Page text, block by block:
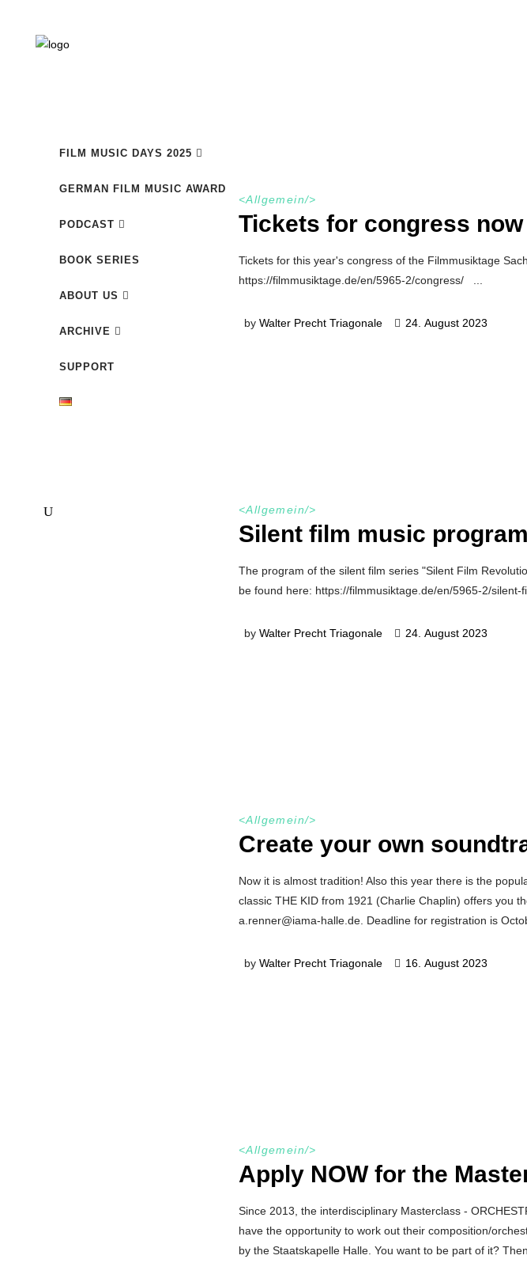
FILM MUSIC DAYS 2025
GERMAN FILM MUSIC AWARD
PODCAST
BOOK SERIES
ABOUT US
ARCHIVE
SUPPORT
<Allgemein/>
Tickets for congress
Tickets for this year's congress of the Filmmusiktage
https://filmmusiktage.de/en/5965-2/congress/
by Walter Precht Triagonale 24. August 2023
<Allgemein/>
Silent film music
The program of the silent film series "Silent Film
be found here: https://filmmusiktage.de/en/5965-2/
by Walter Precht Triagonale 24. August 2023
<Allgemein/>
Create your own
Now it is almost tradition! Also this year there is the
classic THE KID from 1921 (Charlie Chaplin) offers you
a.renner@iama-halle.de. Deadline for registration is
by Walter Precht Triagonale 16. August 2023
<Allgemein/>
Apply NOW for the
Since 2013, the interdisciplinary Masterclass -
have the opportunity to work out their composition/
by the Staatskapelle Halle. You want to be part of it?